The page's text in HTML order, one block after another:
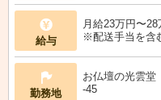
給与
月給23万円〜
※配送手当を含
勤務地
お仏壇の光雲
-45